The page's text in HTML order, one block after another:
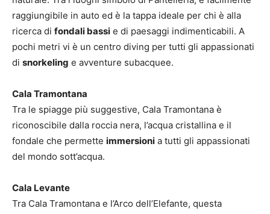
raggiungibile in auto ed è la tappa ideale per chi è alla
ricerca di fondali bassi e di paesaggi indimenticabili. A
pochi metri vi è un centro diving per tutti gli appassionati
di snorkeling e avventure subacquee.
Cala Tramontana
Tra le spiagge più suggestive, Cala Tramontana è
riconoscibile dalla roccia nera, l’acqua cristallina e il
fondale che permette immersioni a tutti gli appassionati
del mondo sott’acqua.
Cala Levante
Tra Cala Tramontana e l’Arco dell’Elefante, questa